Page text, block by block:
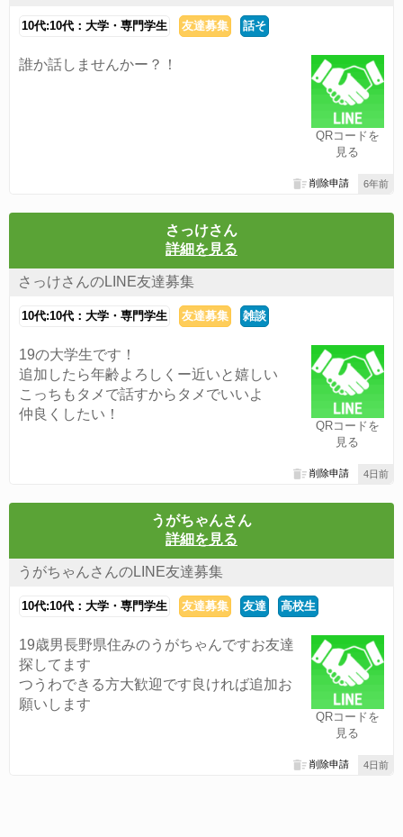
10代:10代：大学・専門学生 友達募集 話そ
QRコードを
見る
誰か話しませんかー？！
6年前
削除申請
さっけさん
詳細を見る
さっけさんのLINE友達募集
10代:10代：大学・専門学生 友達募集 雑談
QRコードを
見る
19の大学生です！
追加したら年齢よろしくー近いと嬉しい
こっちもタメで話すからタメでいいよ
仲良くしたい！
4日前
削除申請
うがちゃんさん
詳細を見る
うがちゃんさんのLINE友達募集
10代:10代：大学・専門学生 友達募集 友達 高校生
QRコードを
見る
19歳男長野県住みのうがちゃんですお友達
探してます
つうわできる方大歓迎です良ければ追加お
願いします
4日前
削除申請